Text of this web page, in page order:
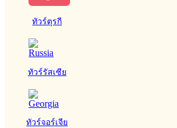
ทัวร์ตุรกี
ทัวร์รัสเซีย
ทัวร์จอร์เจีย